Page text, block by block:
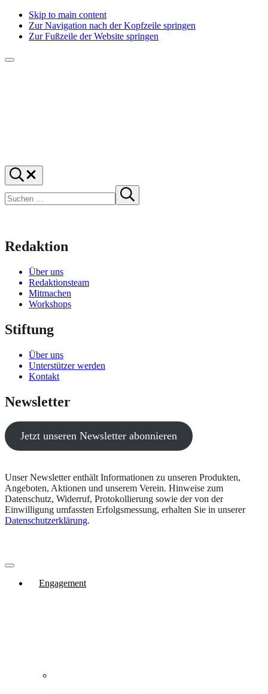
Skip to main content
Zur Navigation nach der Kopfzeile springen
Zur Fußzeile der Website springen
Menü
f1rstlife
Und
was
denkst
du?
Suchen
…
Suche
starten
Redaktion
Über uns
Redaktionsteam
Mitmachen
Workshops
Stiftung
Über uns
Unterstützer werden
Kontakt
Newsletter
Jetzt unseren Newsletter abonnieren
Unser Newsletter enthält Informationen zu unseren Produkten,
Angeboten, Aktionen und unserem Verein. Hinweise zum
Datenschutz, Widerruf, Protokollierung sowie der von der
Einwilligung umfassten Erfolgsmessung, erhalten Sie in unserer
Datenschutzerklärung.
Engagement